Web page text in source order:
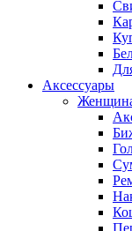
Аксессуары